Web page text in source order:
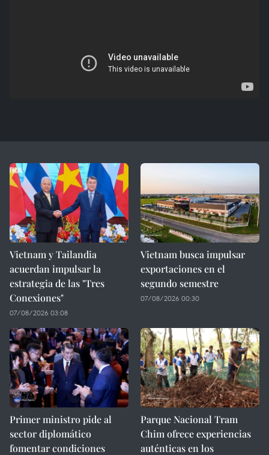
Vietnam y Tailandia
acuerdan impulsar la
estrategia de las "Tres
Conexiones"
07/08/2026 03:08
Vietnam busca impulsar
exportaciones en el
segundo semestre
07/08/2026 00:30
Primer ministro pide al
sector diplomático
fomentar condiciones
Parque Nacional Tram
Chim ofrece experiencias
auténticas en los